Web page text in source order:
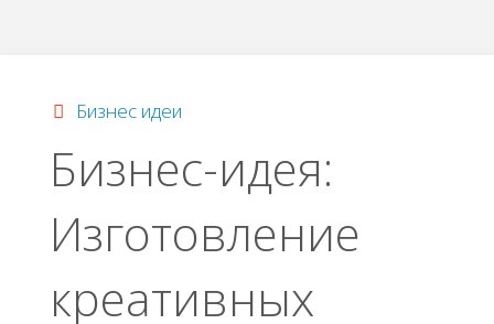
Бизнес идеи
Бизнес-идея:
Изготовление
креативных